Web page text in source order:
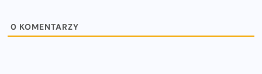
0 KOMENTARZY